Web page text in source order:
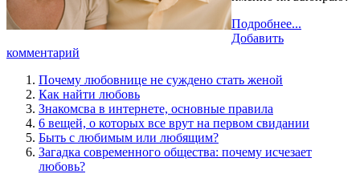
Подробнее...
Добавить
комментарий
Почему любовнице не суждено стать женой
Как найти любовь
Знакомсва в интернете, основные правила
6 вещей, о которых все врут на первом свидании
Быть с любимым или любящим?
Загадка современного общества: почему исчезает
любовь?